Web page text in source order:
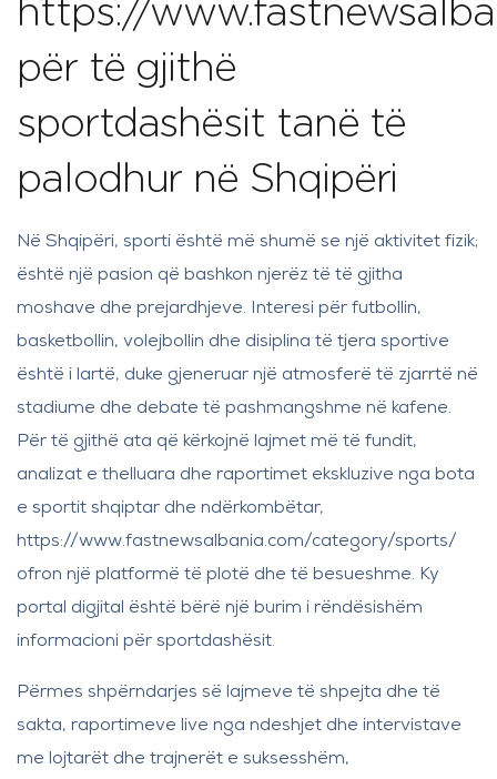
https://
për të gjithë
sportdashësit tanë të
palodhur në Shqipëri
Në Shqipëri, sporti është më shumë se një aktivitet fizik;
është një pasion që bashkon njerëz të të gjitha
moshave dhe prejardhjeve. Interesi për futbollin,
basketbollin, volejbollin dhe disiplina të tjera sportive
është i lartë, duke gjeneruar një atmosferë të zjarrtë në
stadiume dhe debate të pashmangshme në kafene.
Për të gjithë ata që kërkojnë lajmet më të fundit,
analizat e thelluara dhe raportimet ekskluzive nga bota
e sportit shqiptar dhe ndërkombëtar,
https://www.fastnewsalbania.com/category/sports/
ofron një platformë të plotë dhe të besueshme. Ky
portal digjital është bërë një burim i rëndësishëm
informacioni për sportdashësit.
Përmes shpërndarjes së lajmeve të shpejta dhe të
sakta, raportimeve live nga ndeshjet dhe intervistave
me lojtarët dhe trajnerët e suksesshëm,